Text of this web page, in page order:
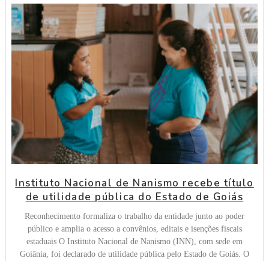
Instituto Nacional de Nanismo recebe título
de utilidade pública do Estado de Goiás
Reconhecimento formaliza o trabalho da entidade junto ao poder
público e amplia o acesso a convênios, editais e isenções fiscais
estaduais O Instituto Nacional de Nanismo (INN), com sede em
Goiânia, foi declarado de utilidade pública pelo Estado de Goiás. O